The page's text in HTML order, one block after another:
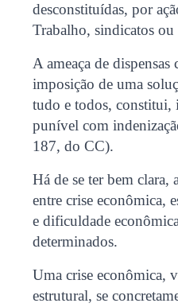
desconstituídas, por
Trabalho, sindicatos
A ameaça de
imposição de uma
tudo e todos, constitui,
punível com
187, do CC).
Há de se ter bem clara,
entre crise econômica,
e dificuldade
determinados.
Uma crise econômica,
estrutural, se